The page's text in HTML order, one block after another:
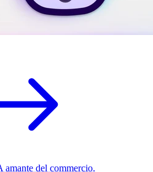
amante del commercio.